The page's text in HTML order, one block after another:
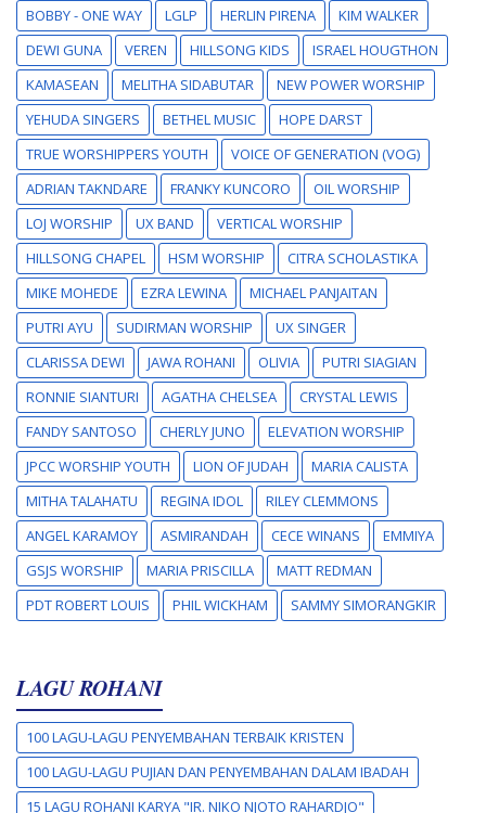
BOBBY - ONE WAY
LGLP HERLIN PIRENA
KIM WALKER
DEWI GUNA
VEREN HILLSONG KIDS
ISRAEL HOUGTHON
KAMASEAN
MELITHA SIDABUTAR
NEW POWER WORSHIP
YEHUDA SINGERS
BETHEL MUSIC
HOPE DARST
TRUE WORSHIPPERS YOUTH
VOICE OF GENERATION (VOG)
ADRIAN TAKNDARE
FRANKY KUNCORO
OIL WORSHIP
LOJ WORSHIP
UX BAND
VERTICAL WORSHIP
HILLSONG CHAPEL
HSM WORSHIP
CITRA SCHOLASTIKA
MIKE MOHEDE
EZRA LEWINA
MICHAEL PANJAITAN
PUTRI AYU
SUDIRMAN WORSHIP
UX SINGER
CLARISSA DEWI
JAWA ROHANI OLIVIA
PUTRI SIAGIAN
RONNIE SIANTURI
AGATHA CHELSEA
CRYSTAL LEWIS
FANDY SANTOSO
CHERLY JUNO
ELEVATION WORSHIP
JPCC WORSHIP YOUTH
LION OF JUDAH
MARIA CALISTA
MITHA TALAHATU
REGINA IDOL
RILEY CLEMMONS
ANGEL KARAMOY
ASMIRANDAH CECE WINANS
EMMIYA
GSJS WORSHIP
MARIA PRISCILLA
MATT REDMAN
PDT ROBERT LOUIS
PHIL WICKHAM SAMMY SIMORANGKIR
LAGU ROHANI
100 LAGU-LAGU PENYEMBAHAN TERBAIK KRISTEN
100 LAGU-LAGU PUJIAN DAN PENYEMBAHAN DALAM IBADAH
15 LAGU ROHANI KARYA "IR. NIKO NJOTO RAHARDJO"